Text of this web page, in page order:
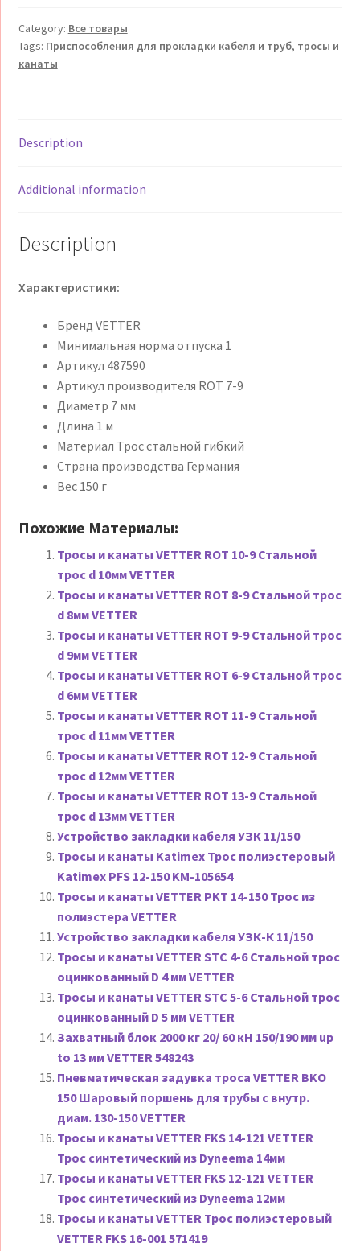
ROT
7-
9
7мм
quantity
Category: Все товары
Tags: Приспособления для прокладки кабеля и труб, тросы и
канаты
Description
Additional information
Description
Характеристики:
Бренд VETTER
Минимальная норма отпуска 1
Артикул 487590
Артикул производителя ROT 7-9
Диаметр 7 мм
Длина 1 м
Материал Трос стальной гибкий
Страна производства Германия
Вес 150 г
Похожие Материалы:
Тросы и канаты VETTER ROT 10-9 Стальной
трос d 10мм VETTER
Тросы и канаты VETTER ROT 8-9 Стальной трос
d 8мм VETTER
Тросы и канаты VETTER ROT 9-9 Стальной трос
d 9мм VETTER
Тросы и канаты VETTER ROT 6-9 Стальной трос
d 6мм VETTER
Тросы и канаты VETTER ROT 11-9 Стальной
трос d 11мм VETTER
Тросы и канаты VETTER ROT 12-9 Стальной
трос d 12мм VETTER
Тросы и канаты VETTER ROT 13-9 Стальной
трос d 13мм VETTER
Устройство закладки кабеля УЗК 11/150
Тросы и канаты Katimex Трос полиэстеровый
Katimex PFS 12-150 KM-105654
Тросы и канаты VETTER PKT 14-150 Трос из
полиэстера VETTER
Устройство закладки кабеля УЗК-К 11/150
Тросы и канаты VETTER STC 4-6 Стальной трос
оцинкованный D 4 мм VETTER
Тросы и канаты VETTER STC 5-6 Стальной трос
оцинкованный D 5 мм VETTER
Захватный блок 2000 кг 20/ 60 кН 150/190 мм up
to 13 мм VETTER 548243
Пневматическая задувка троса VETTER BKO
150 Шаровый поршень для трубы с внутр.
диам. 130-150 VETTER
Тросы и канаты VETTER FKS 14-121 VETTER
Трос синтетический из Dyneema 14мм
Тросы и канаты VETTER FKS 12-121 VETTER
Трос синтетический из Dyneema 12мм
Тросы и канаты VETTER Трос полиэстеровый
VETTER FKS 16-001 571419